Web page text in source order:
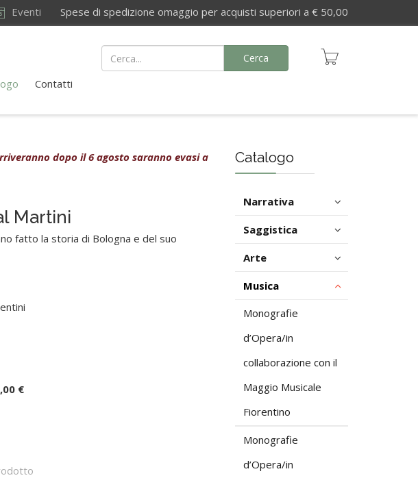
Eventi Spese di spedizione omaggio per acquisti superiori a € 50,00
Contatti
Cerca
dopo il 6 agosto saranno evasi a
Martini
fatto la storia di Bologna e del suo
€
Catalogo
Narrativa
Saggistica
Arte
Musica
Monografie
d’Opera/in
collaborazione con il
Maggio Musicale
Fiorentino
Monografie
d’Opera/in